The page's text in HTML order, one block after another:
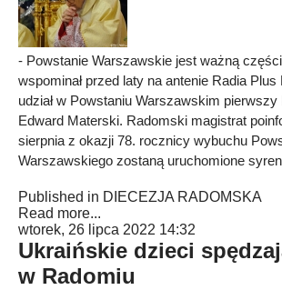
- Powstanie Warszawskie jest ważną
wspominał przed laty na antenie Radia
udział w Powstaniu Warszawskim
Edward Materski. Radomski magistrat
sierpnia z okazji 78. rocznicy wybuchu
Warszawskiego zostaną uruchomione
Published in DIECEZJA RADOMSKA
Read more...
wtorek, 26 lipca 2022 14:32
Ukraińskie dzieci
w Radomiu